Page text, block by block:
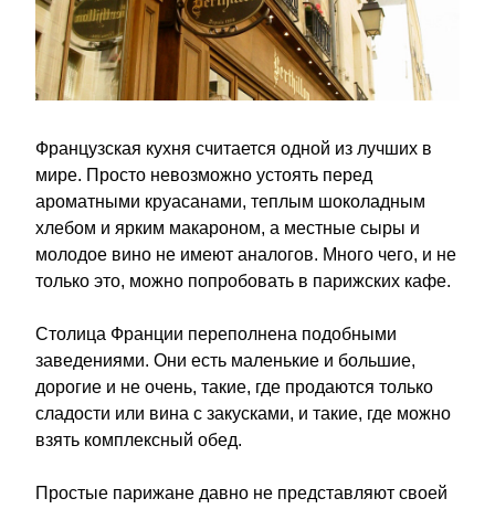
Французская кухня считается одной из лучших в
мире. Просто невозможно устоять перед
ароматными круасанами, теплым шоколадным
хлебом и ярким макароном, а местные сыры и
молодое вино не имеют аналогов. Много чего, и не
только это, можно попробовать в парижских кафе.
Столица Франции переполнена подобными
заведениями. Они есть маленькие и большие,
дорогие и не очень, такие, где продаются только
сладости или вина с закусками, и такие, где можно
взять комплексный обед.
Простые парижане давно не представляют своей